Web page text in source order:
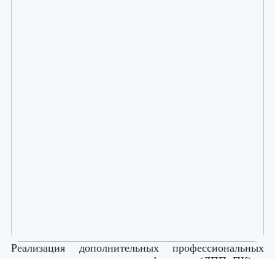
Реализация дополнительных профессиональных